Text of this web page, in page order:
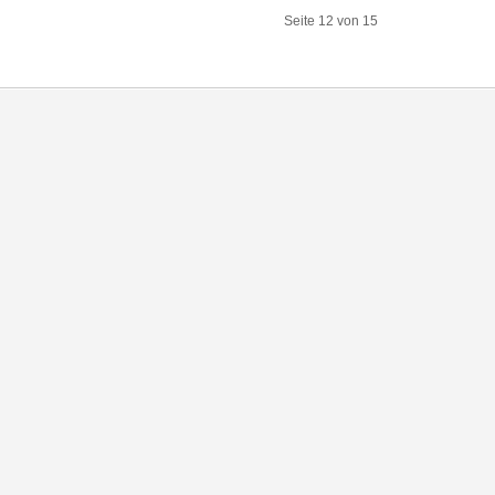
Seite 12 von 15